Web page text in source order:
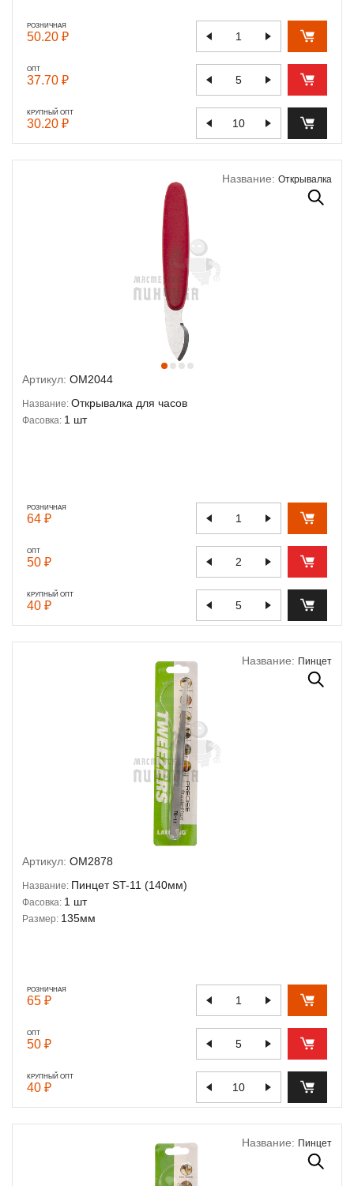
РОЗНИЧНАЯ
50.20 ₽
ОПТ
37.70 ₽
КРУПНЫЙ ОПТ
30.20 ₽
Название: Открывалка
Артикул: OM2044
Название: Открывалка для часов
Фасовка: 1 шт
РОЗНИЧНАЯ
64 ₽
ОПТ
50 ₽
КРУПНЫЙ ОПТ
40 ₽
Название: Пинцет
Артикул: OM2878
Название: Пинцет ST-11 (140мм)
Фасовка: 1 шт
Размер: 135мм
РОЗНИЧНАЯ
65 ₽
ОПТ
50 ₽
КРУПНЫЙ ОПТ
40 ₽
Название: Пинцет